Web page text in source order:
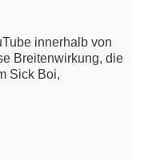
innerhalb von
Breitenwirkung, die
Sick Boi,